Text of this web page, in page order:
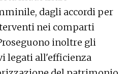
dagli accordi per
nei comparti
inoltre gli
legati all'efficienza